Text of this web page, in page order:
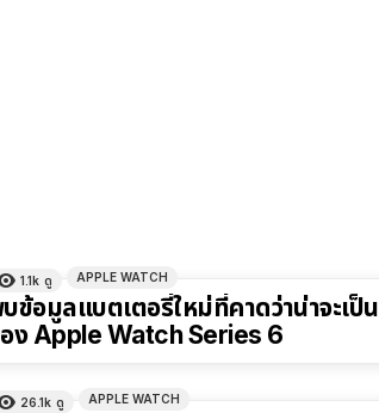
1.1k ดู APPLE WATCH
ข้อมูลแบตเตอรี่ใหม่ที่คาดว่าน่าจะเป็น
ง Apple Watch Series 6
26.1k ดู APPLE WATCH